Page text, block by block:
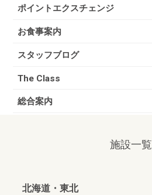
ポイントエクスチェンジ
お食事案内
スタッフブログ
The Class
総合案内
施設一覧
北海道・東北